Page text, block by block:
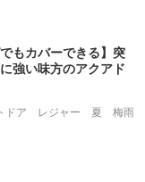
もカバーできる】突
強い味方のアクアド
ドア レジャー 夏
梅雨